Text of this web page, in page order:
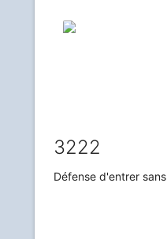
3222
Défense d'entrer